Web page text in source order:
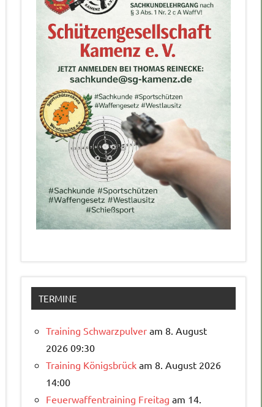
TERMINE
Training Schwarzpulver am 8. August
2026 09:30
Training Königsbrück am 8. August 2026
14:00
Feuerwaffentraining Freitag am 14.